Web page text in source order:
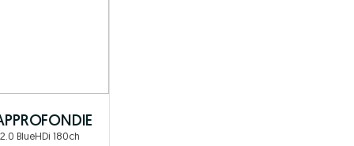
2.0 BlueHDi 180ch